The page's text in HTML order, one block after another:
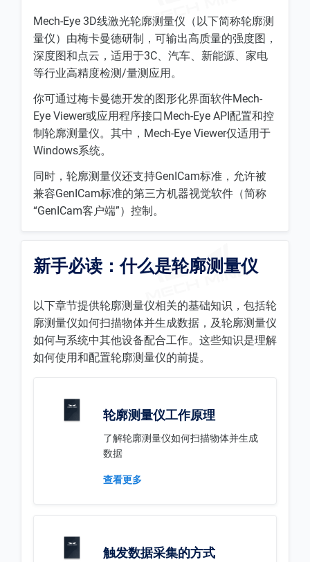
Mech-Eye 3D线激光轮廓测量仪（以下简称轮廓测
量仪）由梅卡曼德研制，可输出高质量的强度图，
深度图和点云，适用于3C、汽车、新能源、家电
等行业高精度检测/量测应用。
你可通过梅卡曼德开发的图形化界面软件Mech-
Eye Viewer或应用程序接口Mech-Eye API配置和控
制轮廓测量仪。其中，Mech-Eye Viewer仅适用于
Windows系统。
同时，轮廓测量仪还支持GenICam标准，允许被
兼容GenICam标准的第三方机器视觉软件（简称
“GenICam客户端”）控制。
新手必读：什么是轮廓测量仪
以下章节提供轮廓测量仪相关的基础知识，包括轮
廓测量仪如何扫描物体并生成数据，及轮廓测量仪
如何与系统中其他设备配合工作。这些知识是理解
如何使用和配置轮廓测量仪的前提。
轮廓测量仪工作原理
了解轮廓测量仪如何扫描物体并生成
数据
查看更多
触发数据采集的方式